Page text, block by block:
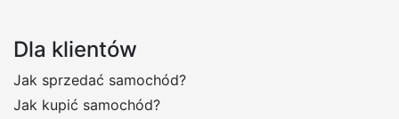
Dla klientów
Jak sprzedać samochód?
Jak kupić samochód?